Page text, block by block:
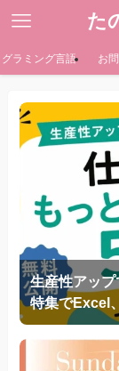
た
ラミング言語 お
生産性アッ
特集でExcel